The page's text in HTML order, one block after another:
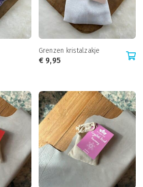
Grenzen kristalzakje
€9,95